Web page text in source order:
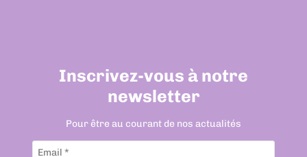
Inscrivez-vous à notre
newsletter
Pour être au courant de nos actualités